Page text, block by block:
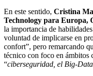
En este sentido, Cristina
Technology para Europa,
la importancia de
voluntad de implicarse en
confort”, pero remarcando
técnico con foco en ámbitos
“ciberseguridad, el Big-